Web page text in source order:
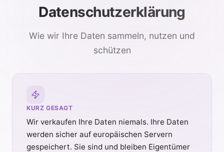
Datenschutzerklärung
Wie wir Ihre Daten sammeln, nutzen und
schützen
KURZ GESAGT
Wir verkaufen Ihre Daten niemals. Ihre Daten
werden sicher auf europäischen Servern
gespeichert. Sie sind und bleiben Eigentümer